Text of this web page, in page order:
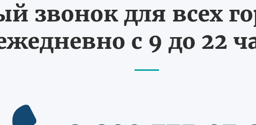
звонок для всех
с 9 до 22